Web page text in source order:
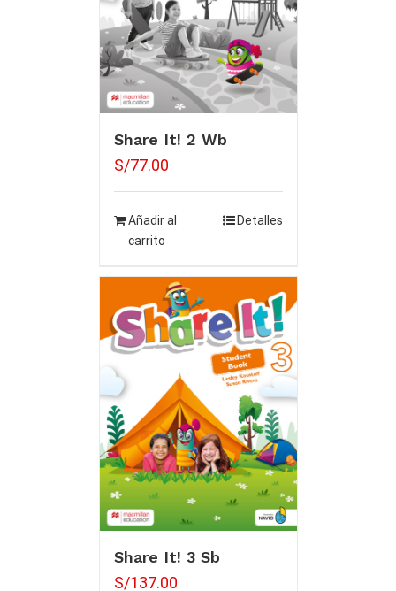
Share It! 2 Wb
S/77.00
Añadir al
carrito
Detalles
Share It! 3 Sb
S/137.00